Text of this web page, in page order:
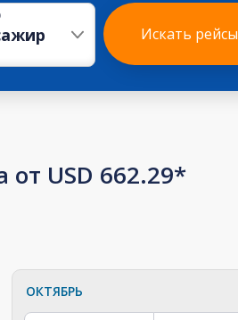
Искать рейсы
USD 662.29*
ОКТЯБРЬ